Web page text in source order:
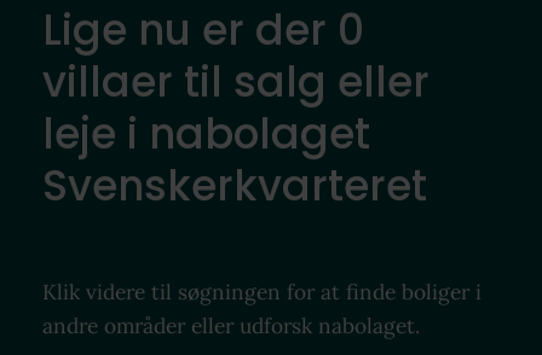
Lige nu er der 0
villaer til salg eller
leje i nabolaget
Svenskerkvarteret
Klik videre til søgningen for at finde boliger i
andre områder eller udforsk nabolaget.